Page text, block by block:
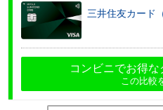
三井住友カード
コンビニでお得
この比較